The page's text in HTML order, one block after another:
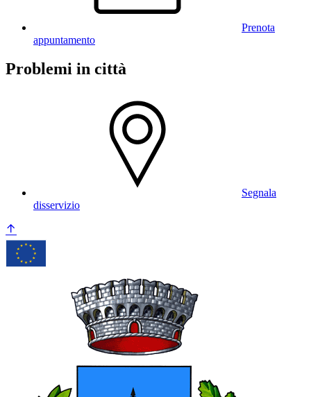
Prenota
appuntamento
Problemi in città
Segnala
disservizio